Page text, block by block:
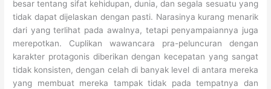
besar tentang sifat kehidupan, dunia, dan segala sesuatu yang
tidak dapat dijelaskan dengan pasti. Narasinya kurang menarik
dari yang terlihat pada awalnya, tetapi penyampaiannya juga
merepotkan. Cuplikan wawancara pra-peluncuran dengan
karakter protagonis diberikan dengan kecepatan yang sangat
tidak konsisten, dengan celah di banyak level di antara mereka
yang membuat mereka tampak tidak pada tempatnya dan